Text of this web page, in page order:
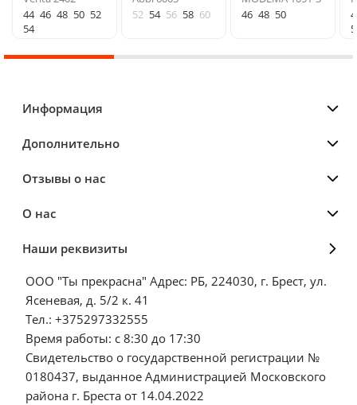
44 46 48 50 52
54
52 54 56 58 60
46 48 50
Информация
Дополнительно
Отзывы о нас
О нас
Наши реквизиты
ООО "Ты прекрасна" Адрес: РБ, 224030, г. Брест, ул.
Ясеневая, д. 5/2 к. 41
Тел.: +375297332555
Время работы: с 8:30 до 17:30
Свидетельство о государственной регистрации №
0180437, выданное Администрацией Московского
района г. Бреста от 14.04.2022